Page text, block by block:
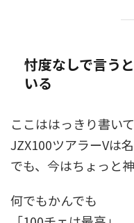
忖度なしで言う
いる
ここははっきり書い
JZX100ツアラーVは名
でも、今はちょっと
何でもかんでも